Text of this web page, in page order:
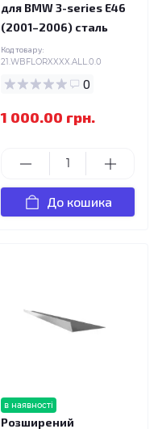
для BMW 3-series E46
(2001–2006) сталь
Код товару:
21.WBFLORXXXX.ALL.0.0
0
1 000.00 грн.
До кошика
в наявності
Розширений